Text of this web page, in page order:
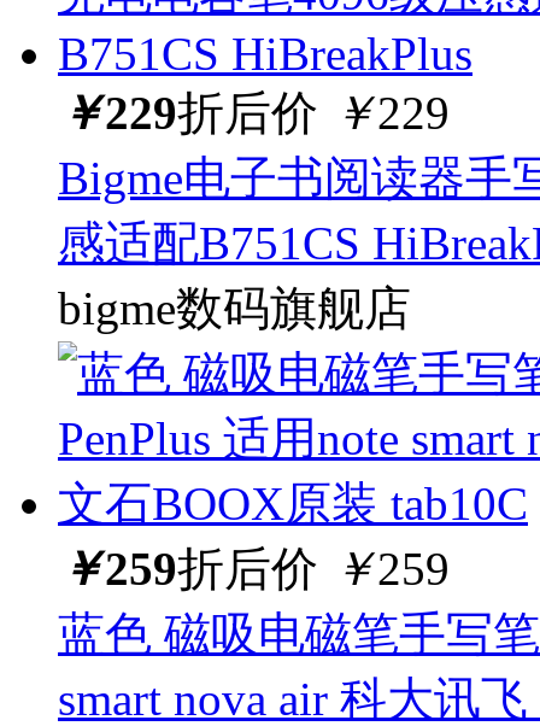
￥229折后价 ￥229
Bigme电子书阅读器手
感适配B751CS
bigme数码旗舰店
￥259折后价 ￥259
蓝色 磁吸电磁笔手写笔
smart nova air 科大讯